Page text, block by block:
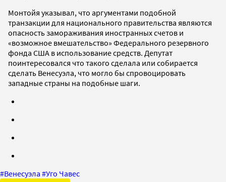
Монтойя указывал, что аргументами подобной
транзакции для национального правительства являются
опасность замораживания иностранных счетов и
«возможное вмешательство» Федерального резервного
фонда США в использование средств. Депутат
поинтересовался что такого сделала или собирается
сделать Венесуэла, что могло бы спровоцировать
западные страны на подобные шаги.
#Венесуэла #Уго Чавес